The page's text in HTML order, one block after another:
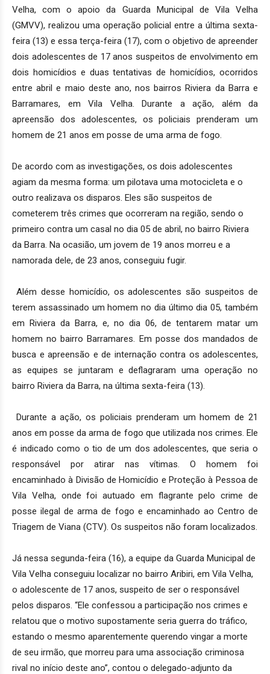
Velha, com o apoio da Guarda Municipal de Vila Velha
(GMVV), realizou uma operação policial entre a última sexta-
feira (13) e essa terça-feira (17), com o objetivo de apreender
dois adolescentes de 17 anos suspeitos de envolvimento em
dois homicídios e duas tentativas de homicídios, ocorridos
entre abril e maio deste ano, nos bairros Riviera da Barra e
Barramares, em Vila Velha. Durante a ação, além da
apreensão dos adolescentes, os policiais prenderam um
homem de 21 anos em posse de uma arma de fogo.
De acordo com as investigações, os dois adolescentes
agiam da mesma forma: um pilotava uma motocicleta e o
outro realizava os disparos. Eles são suspeitos de
cometerem três crimes que ocorreram na região, sendo o
primeiro contra um casal no dia 05 de abril, no bairro Riviera
da Barra. Na ocasião, um jovem de 19 anos morreu e a
namorada dele, de 23 anos, conseguiu fugir.
Além desse homicídio, os adolescentes são suspeitos de
terem assassinado um homem no dia último dia 05, também
em Riviera da Barra, e, no dia 06, de tentarem matar um
homem no bairro Barramares. Em posse dos mandados de
busca e apreensão e de internação contra os adolescentes,
as equipes se juntaram e deflagraram uma operação no
bairro Riviera da Barra, na última sexta-feira (13).
Durante a ação, os policiais prenderam um homem de 21
anos em posse da arma de fogo que utilizada nos crimes. Ele
é indicado como o tio de um dos adolescentes, que seria o
responsável por atirar nas vítimas. O homem foi
encaminhado à Divisão de Homicídio e Proteção à Pessoa de
Vila Velha, onde foi autuado em flagrante pelo crime de
posse ilegal de arma de fogo e encaminhado ao Centro de
Triagem de Viana (CTV). Os suspeitos não foram localizados.
Já nessa segunda-feira (16), a equipe da Guarda Municipal de
Vila Velha conseguiu localizar no bairro Aribiri, em Vila Velha,
o adolescente de 17 anos, suspeito de ser o responsável
pelos disparos. “Ele confessou a participação nos crimes e
relatou que o motivo supostamente seria guerra do tráfico,
estando o mesmo aparentemente querendo vingar a morte
de seu irmão, que morreu para uma associação criminosa
rival no início deste ano”, contou o delegado-adjunto da